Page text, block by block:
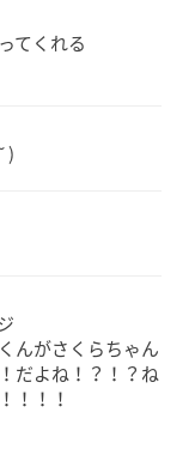
てくれる
)
んがさくらちゃん
だよね！？！？ね
！！！